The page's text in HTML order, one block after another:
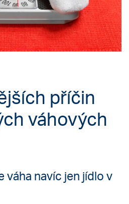
příčin
váhových
váha navíc jen jídlo v